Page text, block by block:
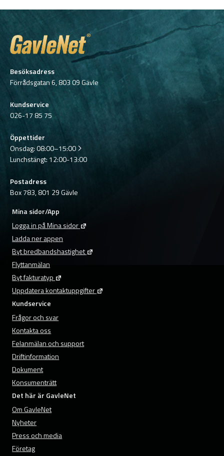
Besöksadress
Förrådsgatan 6, 803 09 Gävle
Kundservice
026-17 85 75
Öppettider
Onsdag:08:00–15:00
Lunchstängt: 12:00-13:00
Postadress
Box 783, 801 29 Gävle
Mina sidor/App
Logga in på Mina sidor
Ladda ner appen
Byt bredbandshastighet
Flyttanmälan
Byt fakturatyp
Uppdatera kontaktuppgifter
Kundservice
Frågor och svar
Kontakta oss
Felanmälan och support
Driftinformation
Dokument
Konsumenträtt
Det här är GavleNet
Om GavleNet
Nyheter
Press och media
Företag